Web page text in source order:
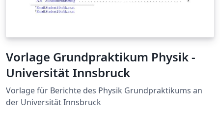
Vorlage Grundpraktikum Physik -
Universität Innsbruck
Vorlage für Berichte des Physik Grundpraktikums an
der Universität Innsbruck